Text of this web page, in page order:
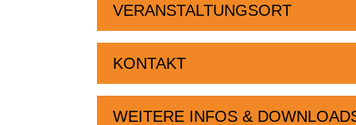
VERANSTALTUNGSORT
KONTAKT
WEITERE INFOS &